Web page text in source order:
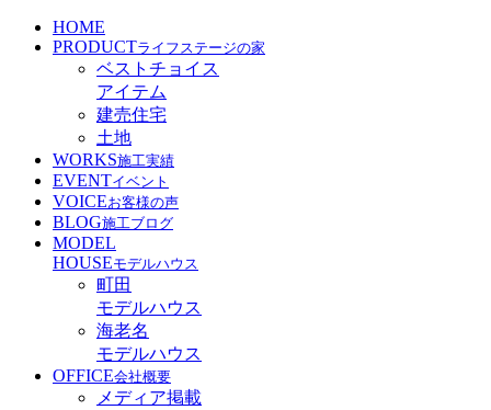
HOME
PRODUCTライフステージの家
ベストチョイス
アイテム
建売住宅
土地
WORKS施工実績
EVENTイベント
VOICEお客様の声
BLOG施工ブログ
MODEL
HOUSEモデルハウス
町田
モデルハウス
海老名
モデルハウス
OFFICE会社概要
メディア掲載